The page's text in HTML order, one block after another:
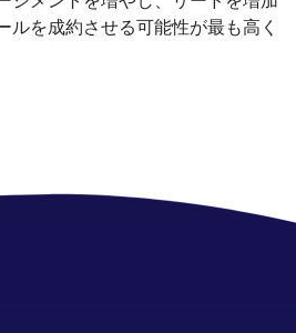
ルを成約させる可能性が最も高く